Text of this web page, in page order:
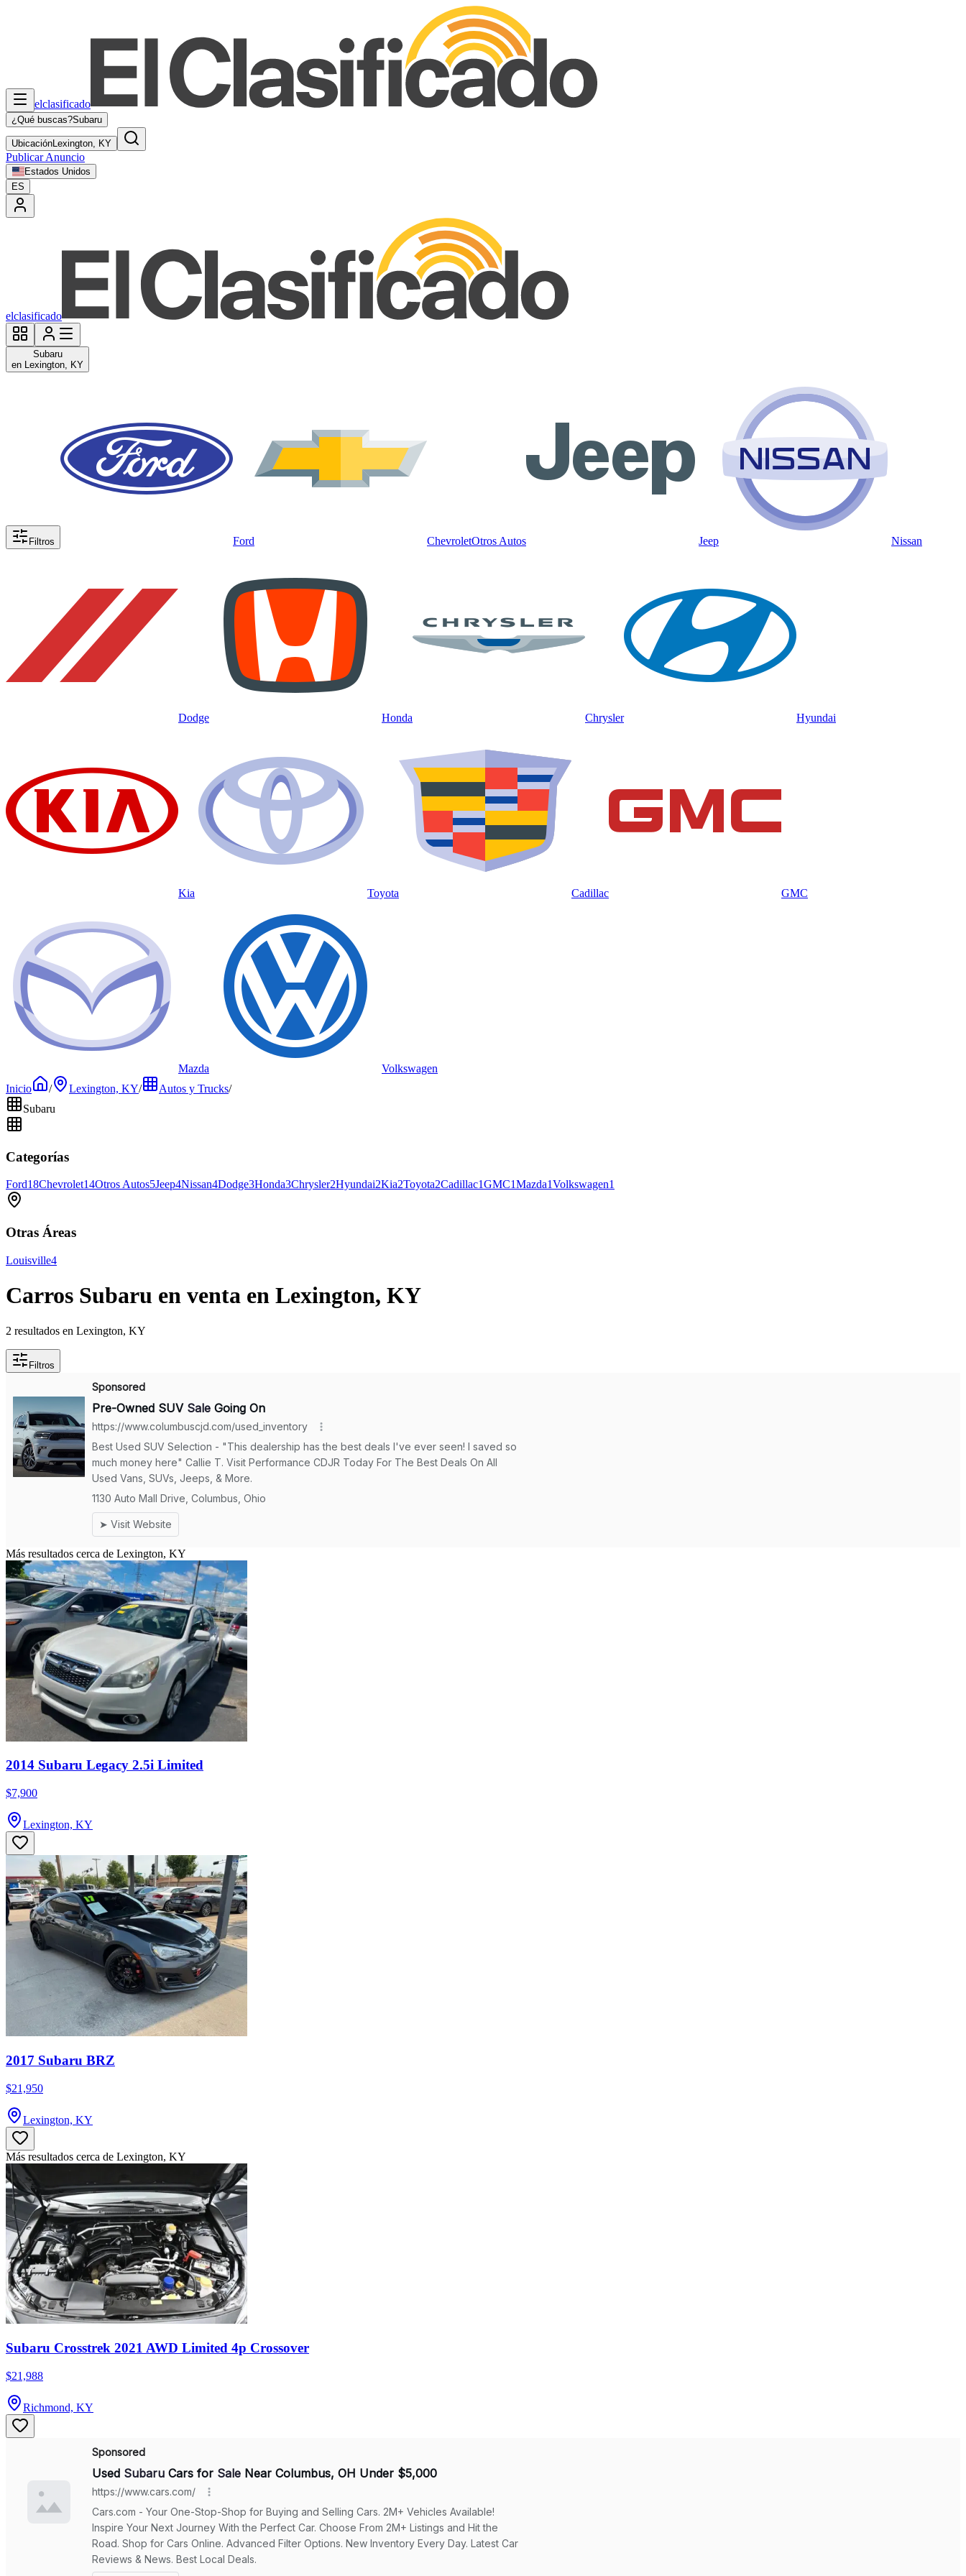
elclasificado
¿Qué buscas?Subaru
UbicaciónLexington, KY
Publicar Anuncio
Estados Unidos
ES
elclasificado
Subaru
en Lexington, KY
Filtros Ford ChevroletOtros Autos Jeep Nissan
Dodge Honda Chrysler Hyundai
Kia Toyota Cadillac GMC
Mazda
Volkswagen
Inicio
/ Lexington, KY/ Autos y Trucks/
Subaru
Categorías
Ford18Chevrolet14Otros Autos5Jeep4Nissan4Dodge3Honda3Chrysler2Hyundai2Kia2Toyota2Cadillac1GMC1Mazda1Volkswagen1
Otras Áreas
Louisville4
Carros Subaru en venta en Lexington, KY
2 resultados en Lexington, KY
Filtros
Más resultados cerca de Lexington, KY
2014 Subaru Legacy 2.5i Limited
$7,900
Lexington, KY
2017 Subaru BRZ
$21,950
Lexington, KY
Más resultados cerca de Lexington, KY
Subaru Crosstrek 2021 AWD Limited 4p Crossover
$21,988
Richmond, KY